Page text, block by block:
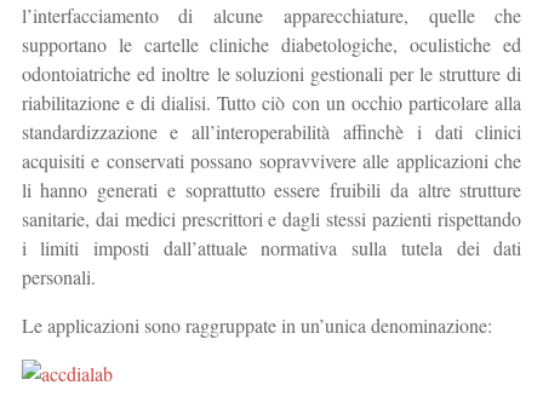
l’interfacciamento di alcune apparecchiature, quelle che
supportano le cartelle cliniche diabetologiche, oculistiche ed
odontoiatriche ed inoltre le soluzioni gestionali per le strutture di
riabilitazione e di dialisi. Tutto ciò con un occhio particolare alla
standardizzazione e all’interoperabilità affinchè i dati clinici
acquisiti e conservati possano sopravvivere alle applicazioni che
li hanno generati e soprattutto essere fruibili da altre strutture
sanitarie, dai medici prescrittori e dagli stessi pazienti rispettando
i limiti imposti dall’attuale normativa sulla tutela dei dati
personali.
Le applicazioni sono raggruppate in un’unica denominazione: